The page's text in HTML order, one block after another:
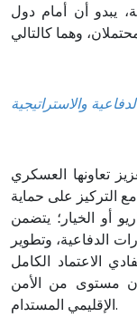
يبدو أن أمام دول
والاستراتيجية
تعاونها العسكري
التركيز على حماية
أو الخيار؛ يتضمن
الدفاعية، وتطوير
الاعتماد الكامل
مستوى من الأمن
الإقليمي المستدام.